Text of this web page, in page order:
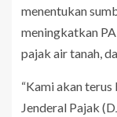
menentukan
meningkatkan
pajak air tanah,
“Kami akan
Jenderal Pajak